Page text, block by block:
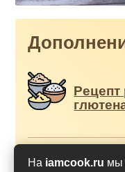
На iamcook.ru мы
Рецепт